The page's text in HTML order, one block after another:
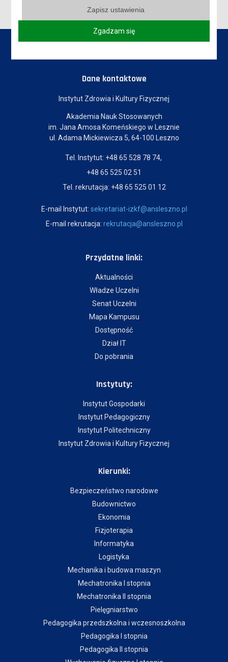
Dane kontaktowe
Instytut Zdrowia i Kultury Fizycznej
Akademia Nauk Stosowanych
im. Jana Amosa Komeńskiego w Lesznie
ul. Adama Mickiewicza 5, 64-100 Leszno
Tel. Instytut: +48 65 528 78 74,
+48 65 525 02 51
Tel. rekrutacja: +48 65 525 01 12
E-mail Instytut: sekretariat-izkf@ansleszno.pl
E-mail rekrutacja: rekrutacja@ansleszno.pl
Przydatne linki:
Aktualności
Władze Uczelni
Senat Uczelni
Mapa Kampusu
Dostępność
Dział IT
Do pobrania
Instytuty:
Instytut Gospodarki
Instytut Pedagogiczny
Instytut Politechniczny
Instytut Zdrowia i Kultury Fizycznej
Kierunki:
Bezpieczeństwo narodowe
Budownictwo
Ekonomia
Fizjoterapia
Informatyka
Logistyka
Mechanika i budowa maszyn
Mechatronika I stopnia
Mechatronika II stopnia
Pielęgniarstwo
Pedagogika przedszkolna i wczesnoszkolna
Pedagogika I stopnia
Pedagogika II stopnia
Zapisz ustawienia
Zgadzam się